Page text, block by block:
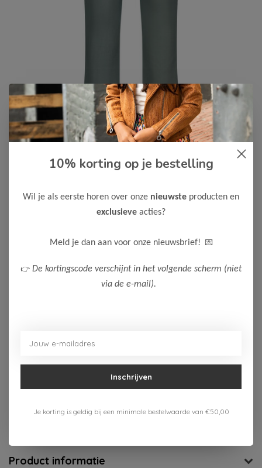
Le Chic Garçon
Le Chic Garcon Jongens Broek
DYLANO
30,00
Maak een keuze:
104 128
Verzenden 1-3 werkdagen
Product informatie
10% korting op je bestelling
Wil je als eerste horen over onze nieuwste producten en
exclusieve acties?
Meld je dan aan voor onze nieuwsbrief! 💌
👉 De kortingscode verschijnt in het volgende scherm (niet
via de e-mail).
Inschrijven
Je korting is geldig bij een minimale bestelwaarde van €50,00